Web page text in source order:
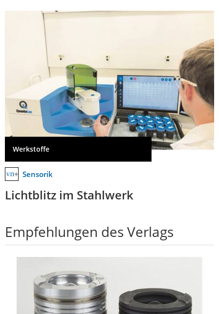
Werkstoffe
Sensorik
Lichtblitz im Stahlwerk
Empfehlungen des Verlags